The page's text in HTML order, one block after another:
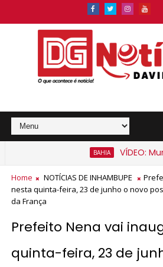
BAHIA
VÍDEO:
Bahia a partir de segunda-feira
Home NOTÍCIAS DE INHAMBUPE
nesta quinta-feira, 23 de junho o novo
da França
Prefeito Nena vai
quinta-feira, 23 de